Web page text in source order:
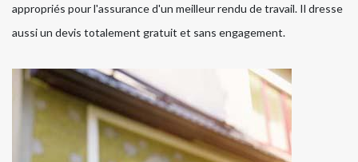
appropriés pour l'assurance d'un meilleur rendu de travail. Il dresse
aussi un devis totalement gratuit et sans engagement.